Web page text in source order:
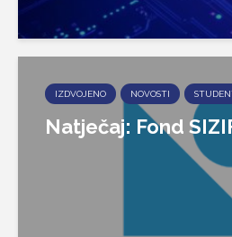
IZDVOJENO NOVOSTI
Natječaj: Fond